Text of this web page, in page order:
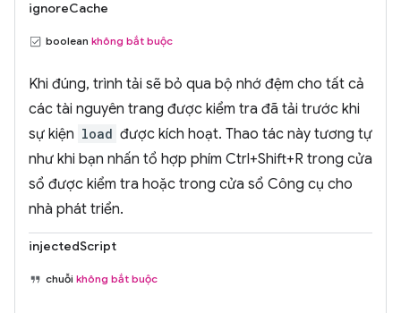
ignoreCache
boolean không bắt buộc
Khi đúng, trình tải sẽ bỏ qua bộ nhớ đệm cho tất cả
các tài nguyên trang được kiểm tra đã tải trước khi
sự kiện load được kích hoạt. Thao tác này tương tự
như khi bạn nhấn tổ hợp phím Ctrl+Shift+R trong cửa
sổ được kiểm tra hoặc trong cửa sổ Công cụ cho
nhà phát triển.
injectedScript
chuỗi không bắt buộc